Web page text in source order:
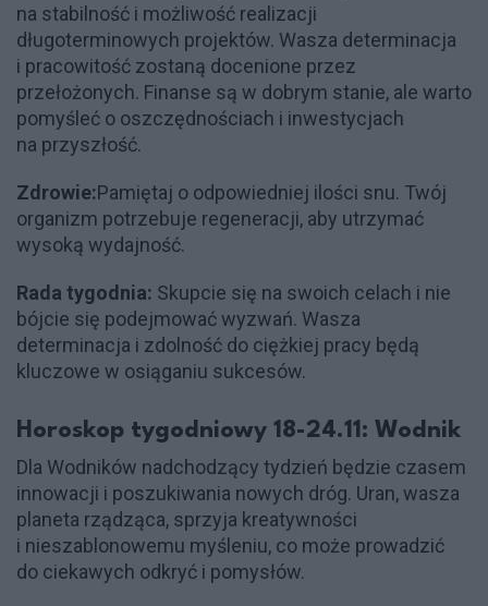
na stabilność i możliwość realizacji
długoterminowych projektów. Wasza determinacja
i pracowitość zostaną docenione przez
przełożonych. Finanse są w dobrym stanie, ale warto
pomyśleć o oszczędnościach i inwestycjach
na przyszłość.
Zdrowie:Pamiętaj o odpowiedniej ilości snu. Twój
organizm potrzebuje regeneracji, aby utrzymać
wysoką wydajność.
Rada tygodnia: Skupcie się na swoich celach i nie
bójcie się podejmować wyzwań. Wasza
determinacja i zdolność do ciężkiej pracy będą
kluczowe w osiąganiu sukcesów.
Horoskop tygodniowy 18-24.11: Wodnik
Dla Wodników nadchodzący tydzień będzie czasem
innowacji i poszukiwania nowych dróg. Uran, wasza
planeta rządząca, sprzyja kreatywności
i nieszablonowemu myśleniu, co może prowadzić
do ciekawych odkryć i pomysłów.